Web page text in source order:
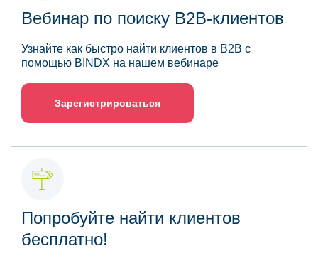
Вебинар по поиску B2B-клиентов
Узнайте как быстро найти клиентов в B2B с
помощью BINDX на нашем вебинаре
Зарегистрироваться
Попробуйте найти клиентов
бесплатно!